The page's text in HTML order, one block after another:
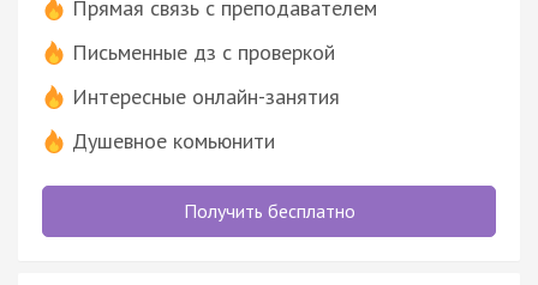
Прямая связь с преподавателем
Письменные дз с проверкой
Интересные онлайн-занятия
Душевное комьюнити
Получить бесплатно